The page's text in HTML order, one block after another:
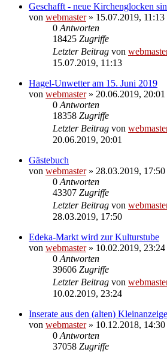
Geschafft - neue Kirchenglocken
von webmaster» 15.07.2019, 11:13
0 Antworten
18425 Zugriffe
Letzter Beitrag von
15.07.2019, 11:13
Hagel-Unwetter am 15. Juni 2019
von webmaster» 20.06.2019, 20:01
0 Antworten
18358 Zugriffe
Letzter Beitrag von
20.06.2019, 20:01
Gästebuch
von webmaster» 28.03.2019, 17:50
0 Antworten
43307 Zugriffe
Letzter Beitrag von
28.03.2019, 17:50
Edeka-Markt wird zur Kulturstube
von webmaster» 10.02.2019, 23:24
0 Antworten
39606 Zugriffe
Letzter Beitrag von
10.02.2019, 23:24
Inserate aus den (alten)
von webmaster» 10.12.2018, 14:30
0 Antworten
37058 Zugriffe